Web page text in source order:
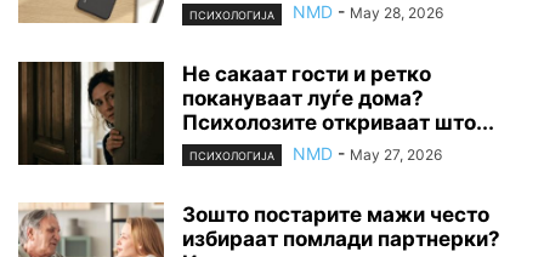
ПСИХОЛОГИЈА NMD - May 28, 2026
Не сакаат гости и ретко
покануваат луѓе дома?
Психолозите откриваат што...
ПСИХОЛОГИЈА NMD - May 27, 2026
Зошто постарите мажи често
избираат помлади партнерки?